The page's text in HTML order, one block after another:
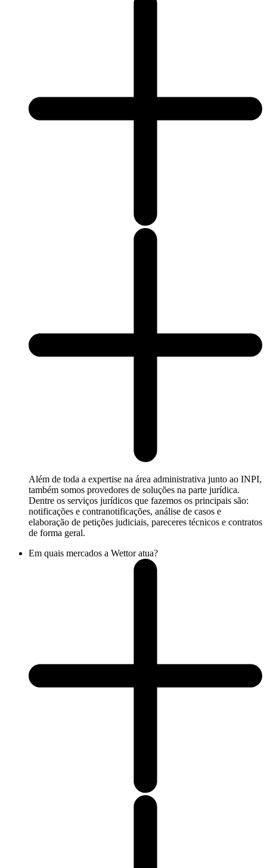
Além de toda a expertise na área administrativa junto ao INPI,
também somos provedores de soluções na parte jurídica.
Dentre os serviços jurídicos que fazemos os principais são:
notificações e contranotificações, análise de casos e
elaboração de petições judiciais, pareceres técnicos e contratos
de forma geral.
Em quais mercados a Wettor atua?